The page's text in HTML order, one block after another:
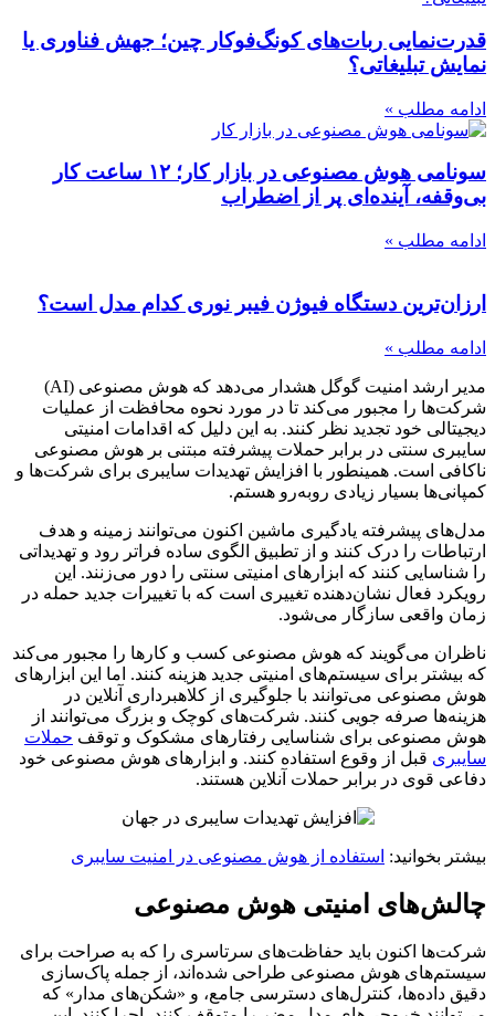
قدرت‌نمایی ربات‌های کونگ‌فوکار چین؛ جهش فناوری یا
نمایش تبلیغاتی؟
ادامه مطلب »
سونامی هوش مصنوعی در بازار کار؛ ۱۲ ساعت کار
بی‌وقفه، آینده‌ای پر از اضطراب
ادامه مطلب »
ارزان‌ترین دستگاه فیوژن فیبر نوری کدام مدل است؟
ادامه مطلب »
مدیر ارشد امنیت گوگل هشدار می‌دهد که هوش مصنوعی (AI)
شرکت‌ها را مجبور می‌کند تا در مورد نحوه محافظت از عملیات
دیجیتالی خود تجدید نظر کنند. به این دلیل که اقدامات امنیتی
سایبری سنتی در برابر حملات پیشرفته مبتنی بر هوش مصنوعی
ناکافی است. همینطور با افزایش تهدیدات سایبری برای شرکت‌ها و
کمپانی‌ها بسیار زیادی روبه‌رو هستم.
مدل‌های پیشرفته یادگیری ماشین اکنون می‌توانند زمینه و هدف
ارتباطات را درک کنند و از تطبیق الگوی ساده فراتر رود و تهدیداتی
را شناسایی کنند که ابزارهای امنیتی سنتی را دور می‌زنند. این
رویکرد فعال نشان‌دهنده تغییری است که با تغییرات جدید حمله در
زمان واقعی سازگار می‌شود.
ناظران می‌گویند که هوش مصنوعی کسب و کارها را مجبور می‌کند
که بیشتر برای سیستم‌های امنیتی جدید هزینه کنند. اما این ابزارهای
هوش مصنوعی می‌توانند با جلوگیری از کلاهبرداری آنلاین در
هزینه‌ها صرفه جویی کنند. شرکت‌های کوچک و بزرگ می‌توانند از
هوش مصنوعی برای شناسایی رفتارهای مشکوک و توقف حملات
سایبری قبل از وقوع استفاده کنند. و ابزارهای هوش مصنوعی خود
دفاعی قوی در برابر حملات آنلاین هستند.
بیشتر بخوانید: استفاده از هوش مصنوعی در امنیت سایبری
چالش‌های امنیتی هوش مصنوعی
شرکت‌ها اکنون باید حفاظت‌های سرتاسری را که به صراحت برای
سیستم‌های هوش مصنوعی طراحی شده‌اند، از جمله پاک‌سازی
دقیق داده‌ها، کنترل‌های دسترسی جامع، و «شکن‌های مدار» که